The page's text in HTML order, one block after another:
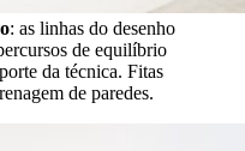
: as linhas do desenho
de equilíbrio
da técnica. Fitas
de paredes.